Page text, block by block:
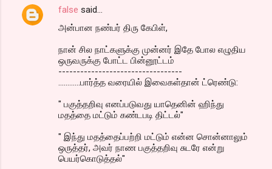
false said…
அன்பான நண்பர் திரு கேபிள்,
நான் சில நாட்களுக்கு முன்னர் இதே போல எழுதிய
ஒருவருக்கு போட்ட பின்னூட்டம்
----------------------------------
............பார்த்த வரையில் இவைகள்தான் ட்ரெண்டு:
" பகுத்தறிவு எனப்படுவது யாதெனின் ஹிந்து
மதத்தை மட்டும் கண்டபடி திட்டல்"
" இந்து மதத்தைப்பற்றி மட்டும் என்ன சொன்னாலும்
ஒருத்தர், அவர் நாண பகுத்தறிவு சுடரே என்று
பெயர்கொடுத்தல்"